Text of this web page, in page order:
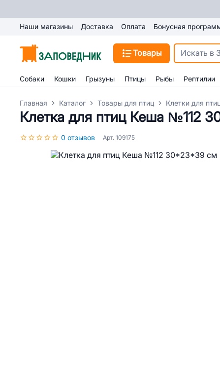
Наши магазины Доставка Оплата Бонусная
Товары
Собаки Кошки Грызуны Птицы Рыбы Рептилии
Главная Каталог Товары для птиц Клетки для
Клетка для птиц Кеша №112
0 отзывов Арт. 109175